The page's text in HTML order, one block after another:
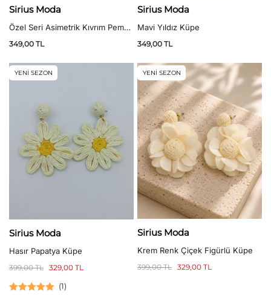
Sirius Moda
Özel Seri Asimetrik Kıvrım Pembe
349,00 TL
Sirius Moda
Mavi Yıldız Küpe
349,00 TL
YENİ SEZON
Sirius Moda
Hasır Papatya Küpe
399,00TL 329,00 TL
(1)
YENİ SEZON
Sirius Moda
Krem Renk Çiçek Figürlü Küpe
399,00TL 329,00 TL